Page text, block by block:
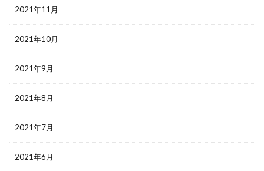
2021年11月
2021年10月
2021年9月
2021年8月
2021年7月
2021年6月